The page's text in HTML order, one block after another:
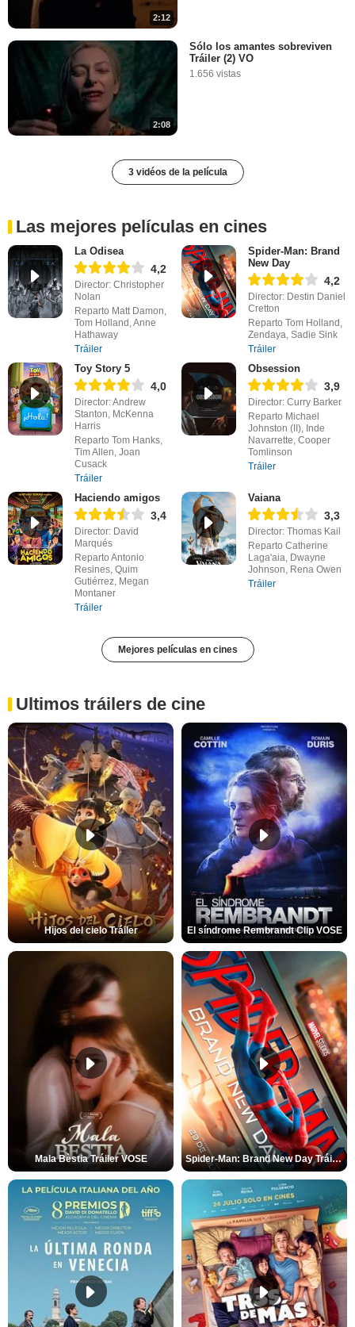
2:12
2:08
Sólo los amantes sobreviven
Tráiler (2) VO
1.656 vistas
3 vidéos de la película
Las mejores películas en cines
La Odisea
4,2
Director: Christopher
Nolan
Reparto Matt Damon,
Tom Holland, Anne
Hathaway
Tráiler
Spider-Man: Brand
New Day
4,2
Director: Destin Daniel
Cretton
Reparto Tom Holland,
Zendaya, Sadie Sink
Tráiler
Toy Story 5
4,0
Director: Andrew
Stanton, McKenna
Harris
Reparto Tom Hanks,
Tim Allen, Joan
Cusack
Tráiler
Obsession
3,9
Director: Curry Barker
Reparto Michael
Johnston (II), Inde
Navarrette, Cooper
Tomlinson
Tráiler
Haciendo amigos
3,4
Director: David
Marqués
Reparto Antonio
Resines, Quim
Gutiérrez, Megan
Montaner
Tráiler
Vaiana
3,3
Director: Thomas Kail
Reparto Catherine
Laga'aia, Dwayne
Johnson, Rena Owen
Tráiler
Mejores películas en cines
Ultimos tráilers de cine
Hijos del cielo Tráiler El síndrome Rembrandt Clip VOSE
Mala Bèstia Tráiler VOSE Spider-Man: Brand New Day Tráiler (3)